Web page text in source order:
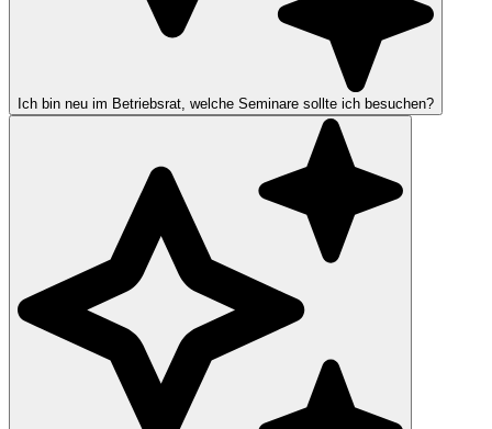
Ich bin neu im Betriebsrat, welche Seminare sollte ich besuchen?